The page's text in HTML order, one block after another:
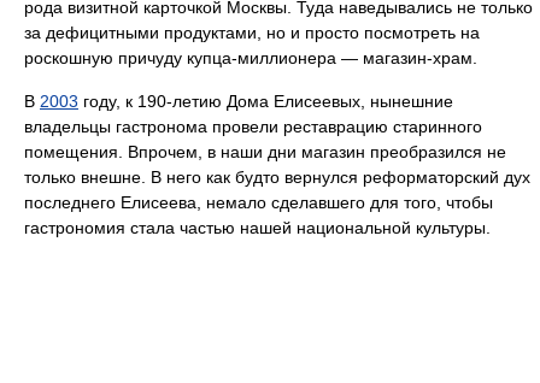
рода визитной карточкой Москвы. Туда наведывались не только
за дефицитными продуктами, но и просто посмотреть на
роскошную причуду купца-миллионера — магазин-храм.
В 2003 году, к 190-летию Дома Елисеевых, нынешние
владельцы гастронома провели реставрацию старинного
помещения. Впрочем, в наши дни магазин преобразился не
только внешне. В него как будто вернулся реформаторский дух
последнего Елисеева, немало сделавшего для того, чтобы
гастрономия стала частью нашей национальной культуры.